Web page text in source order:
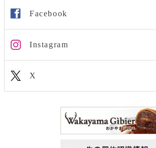
Facebook
Instagram
X